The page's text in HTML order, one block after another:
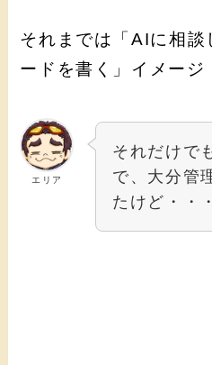
それまでは「AIに相談
ードを書く」イメージ
エリア
それだけで
で、大分管
たけど・・・